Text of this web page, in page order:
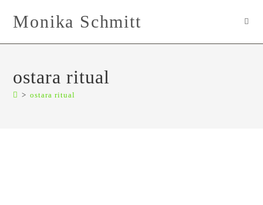
InhaltMonika Schmitt
ostara ritual
> ostara ritual